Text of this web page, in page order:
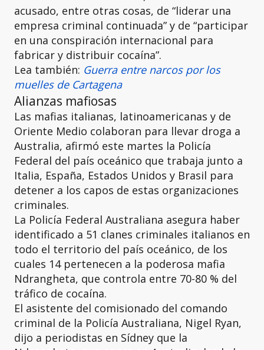
acusado, entre otras cosas, de “liderar una
empresa criminal continuada” y de “participar
en una conspiración internacional para
fabricar y distribuir cocaína”.
Lea también: Guerra entre narcos por los
muelles de Cartagena
Alianzas mafiosas
Las mafias italianas, latinoamericanas y de
Oriente Medio colaboran para llevar droga a
Australia, afirmó este martes la Policía
Federal del país oceánico que trabaja junto a
Italia, España, Estados Unidos y Brasil para
detener a los capos de estas organizaciones
criminales.
La Policía Federal Australiana asegura haber
identificado a 51 clanes criminales italianos en
todo el territorio del país oceánico, de los
cuales 14 pertenecen a la poderosa mafia
Ndrangheta, que controla entre 70-80 % del
tráfico de cocaína.
El asistente del comisionado del comando
criminal de la Policía Australiana, Nigel Ryan,
dijo a periodistas en Sídney que la